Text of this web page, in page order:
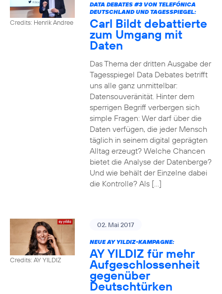
Credits: Henrik Andree
DATA DEBATES #3VON TELEFÓNICA
DEUTSCHLAND UND TAGESSPIEGEL:
Carl Bildt debattierte
zum Umgang mit
Daten
Das Thema der dritten Ausgabe der
Tagesspiegel Data Debates betrifft
uns alle ganz unmittelbar:
Datensouveränität. Hinter dem
sperrigen Begriff verbergen sich
simple Fragen: Wer darf über die
Daten verfügen, die jeder Mensch
täglich in seinem digital geprägten
Alltag erzeugt? Welche Chancen
bietet die Analyse der Datenberge?
Und wie behält der Einzelne dabei
die Kontrolle? Als […]
Credits: AY YILDIZ
02. Mai 2017
NEUE AY YILDIZ-KAMPAGNE:
AY YILDIZ für mehr
Aufgeschlossenheit
gegenüber
Deutschtürken